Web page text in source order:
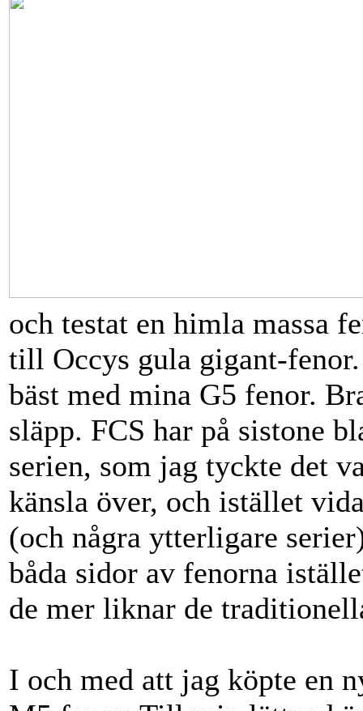
och testat en himla massa
till Occys gula gigant-fenor
bäst med mina G5 fenor.
släpp. FCS har på sistone
serien, som jag tyckte det
känsla över, och istället
(och några ytterligare
båda sidor av fenorna
de mer liknar de
I och med att jag köpte en